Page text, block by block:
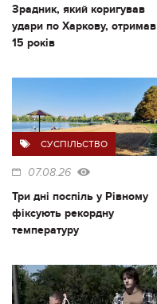
Зрадник, який коригував
удари по Харкову, отримав
15 років
СУСПІЛЬСТВО
07.08.26
Три дні поспіль у Рівному
фіксують рекордну
температуру